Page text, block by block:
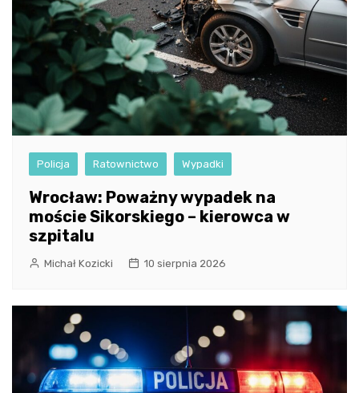
Policja Ratownictwo Wypadki
Wrocław: Poważny wypadek na
moście Sikorskiego – kierowca w
szpitalu
Michał Kozicki 10 sierpnia 2026